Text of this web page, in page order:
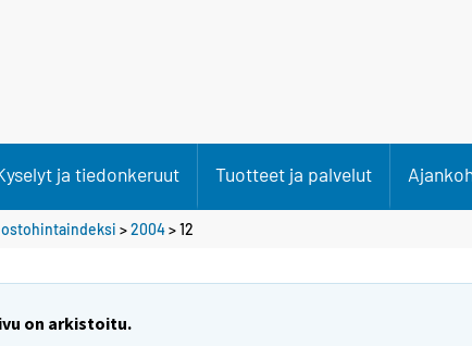
ja tiedonkeruut Tuotteet ja palvelut
>2004>12
on arkistoitu.